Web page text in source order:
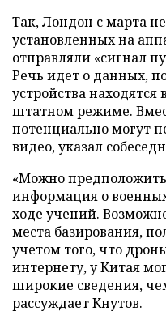
Так, Лондон с марта
установленных на
отправляли «сигнал
Речь идет о данных,
устройства находятся
штатном режиме.
потенциально могут
видео, указал
«Можно
информация о
ходе учений.
места базирования,
учетом того, что
интернету, у Китая
широкие сведения,
рассуждает Кнутов.